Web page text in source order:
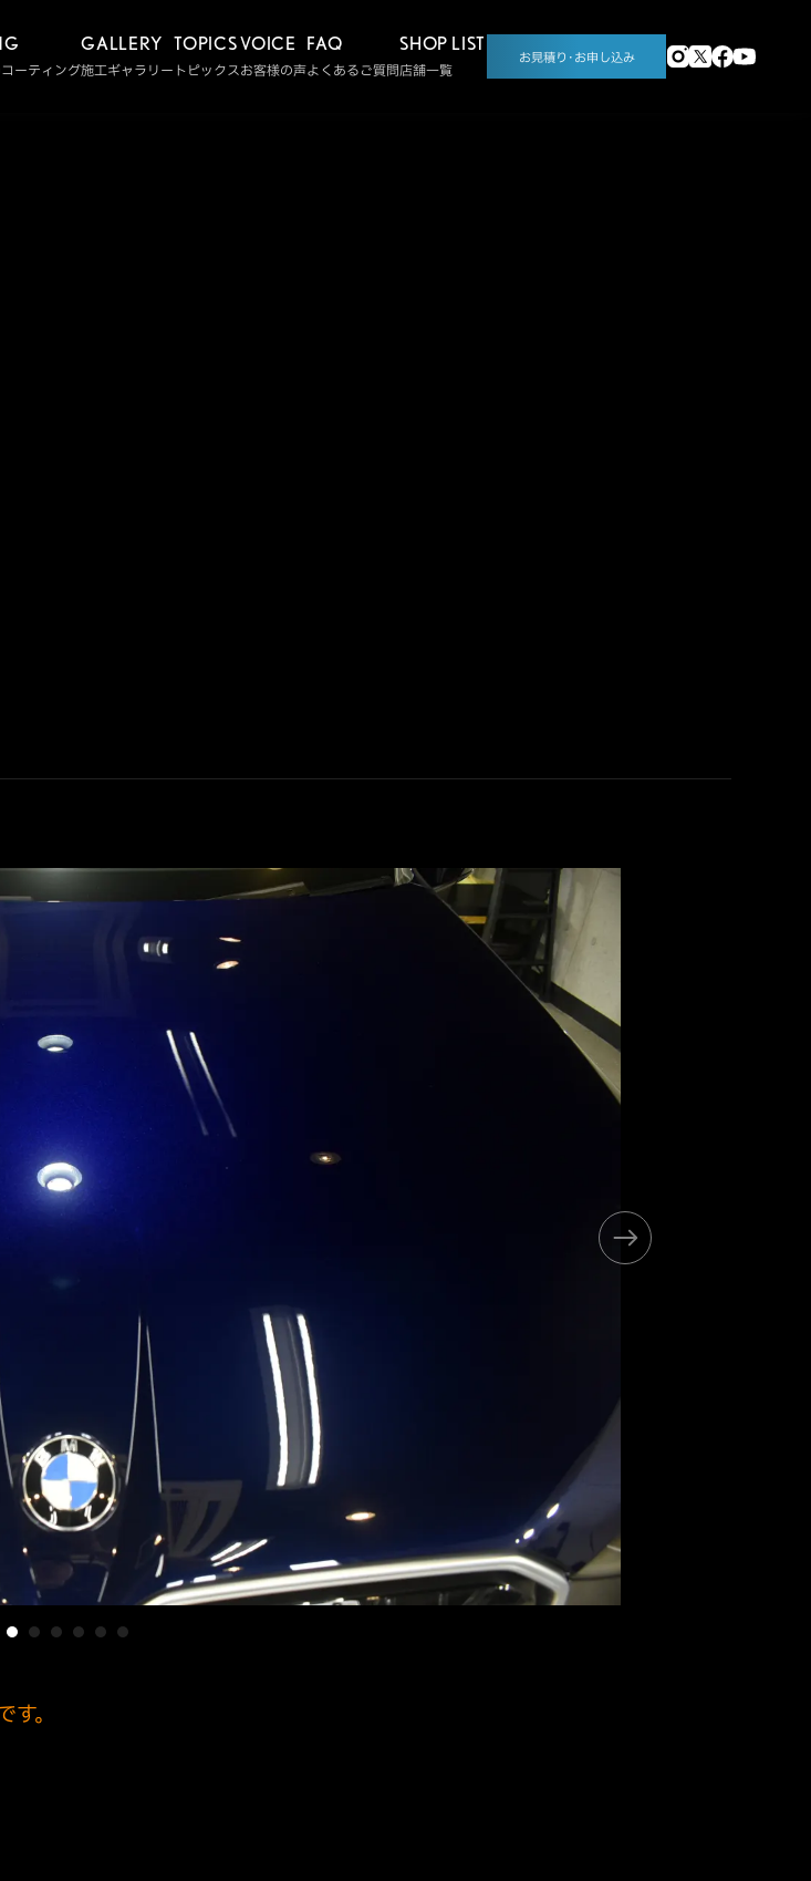
ーティング
GALLERY
施工ギャラリー
TOPICS
トピックス
VOICE
お客様の声
FAQ
よくあるご質問
SHOP LIST
店舗一覧
お見積り･お申し込み
。